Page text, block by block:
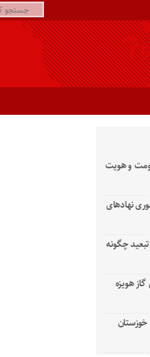
و هویت
نهادهای
چگونه
هویزه
خوزستان